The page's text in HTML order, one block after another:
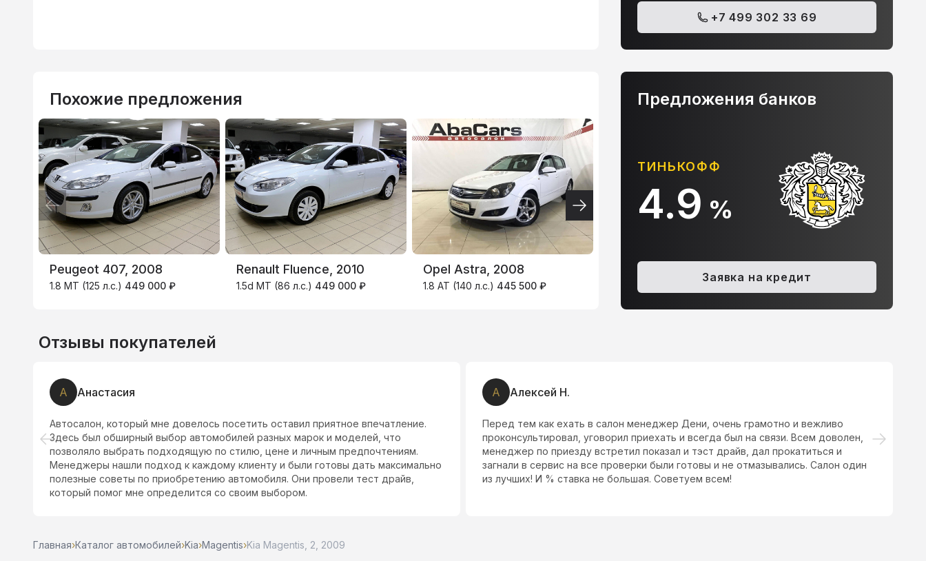
+7 499 302 33 69
Похожие предложения
Peugeot 407, 2008
1.8 MT (125 л.с.) 449 000 ₽
Renault Fluence, 2010
1.5d MT (86 л.с.) 449 000 ₽
Opel Astra, 2008
1.8 AT (140 л.с.) 445 500 ₽
Volkswagen Passat, 2008
ВТБ
3.9%
ТИНЬКОФФ
4.9 %
Предложения банков
Заявка на кредит
Отзывы покупателей
А Анастасия
Автосалон, который мне довелось посетить оставил приятное впечатление.
Здесь был обширный выбор автомобилей разных марок и моделей, что
позволяло выбрать подходящую по стилю, цене и личным предпочтениям.
Менеджеры нашли подход к каждому клиенту и были готовы дать максимально
полезные советы по приобретению автомобиля. Они провели тест драйв,
который помог мне определится со своим выбором.
А Алексей Н.
Перед тем как ехать в салон менеджер Дени, очень грамотно и вежливо
проконсультировал, уговорил приехать и всегда был на связи. Всем доволен,
менеджер по приезду встретил показал и тэст драйв, дал прокатиться и
загнали в сервис на все проверки были готовы и не отмазывались. Салон один
из лучших! И % ставка не большая. Советуем всем!
Главная›Каталог автомобилей›Kia›Magentis›Kia Magentis, 2, 2009